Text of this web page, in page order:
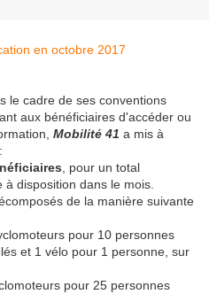
le cadre de ses conventions
aux bénéficiaires d'accéder ou
Mobilité 41 a mis à
, pour un total
à disposition dans le mois.
de la manière suivante
pour 10 personnes
et 1 vélo pour 1 personne, sur
pour 25 personnes